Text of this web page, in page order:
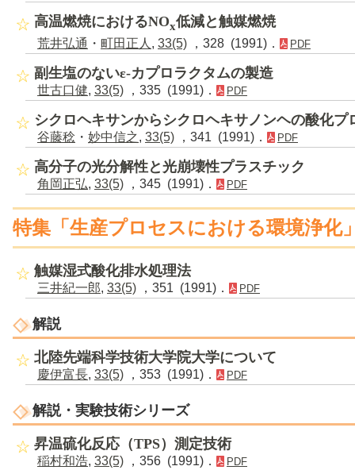
高温燃焼におけるNOx低減と触媒燃焼
荒井弘通 ・ 町田正人 , 33(5) ，328 (1991)． PDF
副生塩のないε-カプロラクタムの製造
世古口健, 33(5) ，335 (1991)． PDF
シクロヘキサンからシクロヘキサノンヘの酸化プ
谷藤稔 ・ 妙中信之, 33(5) ，341 (1991)． PDF
高分子の光分解性と光崩壊性プラスチック
角岡正弘, 33(5) ，345 (1991)． PDF
特集「生産プロセスにおける環境浄化
触媒湿式酸化排水処理法
三井紀一郎, 33(5) ，351 (1991)． PDF
解説
北陸先端科学技術大学院大学について
慶伊富長, 33(5) ，353 (1991)． PDF
解説・実験技術シリーズ
昇温硫化反応（TPS）測定技術
稲村和浩, 33(5) ，356 (1991)． PDF